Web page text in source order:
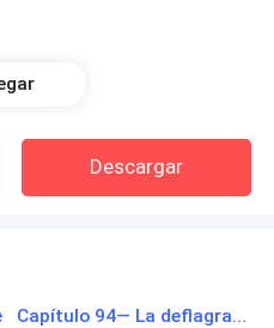
pero si das un
Descargar
Bajo el juramento de sangre Capítulo 94— La deflagración